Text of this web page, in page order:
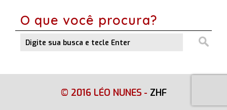
O que você procura?
© 2016 LÉO NUNES - ZHF